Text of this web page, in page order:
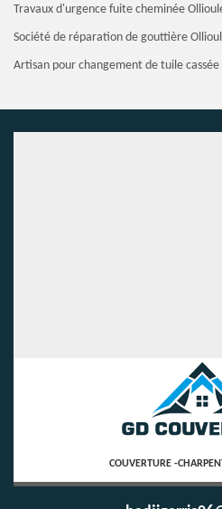
Travaux d'urgence fuite cheminée
Société de réparation de gouttière
Artisan pour changement de tuile cassée
COUVERTURE -